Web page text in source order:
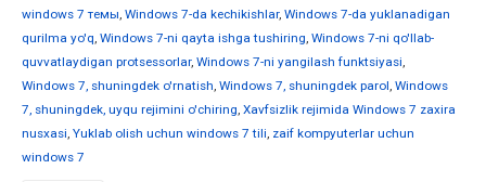
windows 7 темы, Windows 7-da kechikishlar, Windows 7-da yuklanadigan
qurilma yo'q, Windows 7-ni qayta ishga tushiring, Windows 7-ni qo'llab-
quvvatlaydigan protsessorlar, Windows 7-ni yangilash funktsiyasi,
Windows 7, shuningdek o'rnatish, Windows 7, shuningdek parol, Windows
7, shuningdek, uyqu rejimini o'chiring, Xavfsizlik rejimida Windows 7 zaxira
nusxasi, Yuklab olish uchun windows 7 tili, zaif kompyuterlar uchun
windows 7